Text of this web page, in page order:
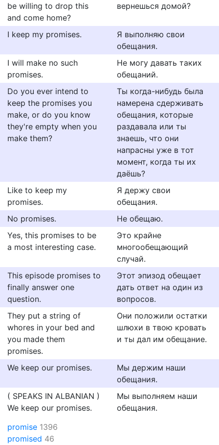
be willing to drop this
and come home?
вернешься домой?
I keep my promises.
Я выполняю свои
обещания.
I will make no such
promises.
Не могу давать таких
обещаний.
Do you ever intend to
keep the promises you
make, or do you know
they're empty when you
make them?
Ты когда-нибудь была
намерена сдерживать
обещания, которые
раздавала или ты
знаешь, что они
напрасны уже в тот
момент, когда ты их
даёшь?
Like to keep my
promises.
Я держу свои
обещания.
No promises.
Не обещаю.
Yes, this promises to be
a most interesting case.
Это крайне
многообещающий
случай.
This episode promises to
finally answer one
question.
Этот эпизод обещает
дать ответ на один из
вопросов.
They put a string of
whores in your bed and
you made them
promises.
Они положили остатки
шлюхи в твою кровать
и ты дал им обещание.
We keep our promises.
Мы держим наши
обещания.
( SPEAKS IN ALBANIAN )
We keep our promises.
Мы выполняем наши
обещания.
promise 1396
promised 46